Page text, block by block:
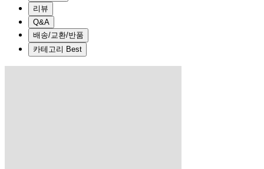
리뷰
Q&A
배송/교환/반품
카테고리 Best